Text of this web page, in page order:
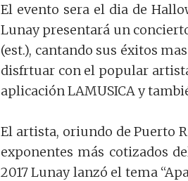
El evento sera el dia de
Lunay presentará un
(est.), cantando sus éxitos
disfrtuar con el popular
aplicación LAMUSICA y
El artista, oriundo de Puerto
exponentes más cotizados
2017 Lunay lanzó el tema